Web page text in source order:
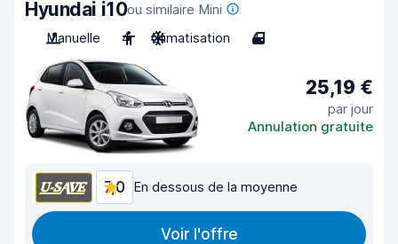
Hyundai i10ou similaire Mini
Manuelle
4 Climatisation 4
25,19 €
par jour
Annulation gratuite
7,0 En dessous de la moyenne
Voir l'offre